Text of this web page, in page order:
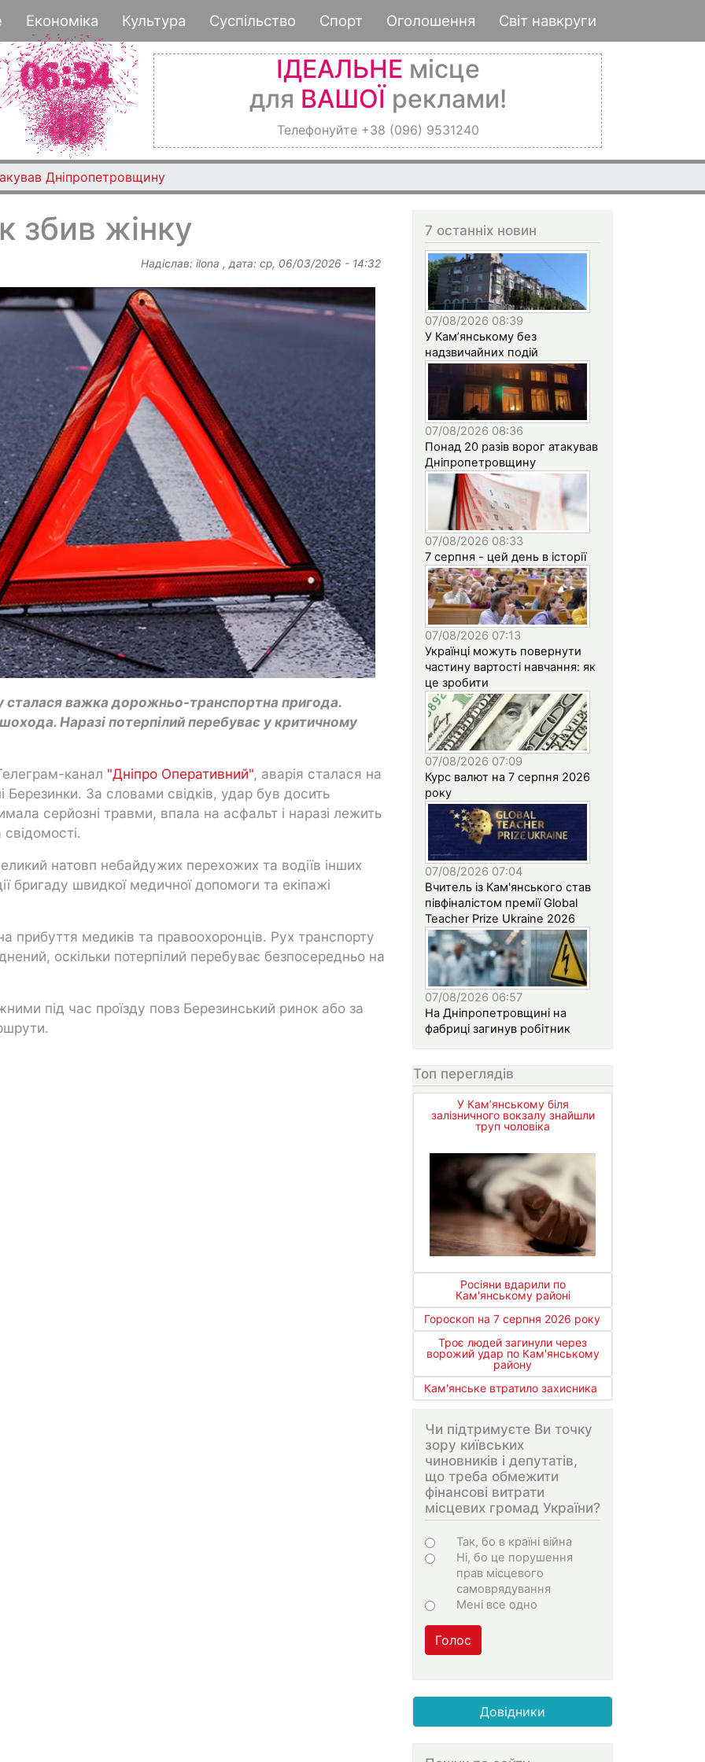
до
основного
Економіка Культура Суспільство Спорт Оголошення Світ навкруги
ІДЕАЛЬНЕ місце
для ВАШОЇ реклами!
Телефонуйте +38 (096) 9531240
Дніпропетровщину
збив жінку
Надіслав: ilona , дата: ср, 06/03/2026 - 14:32
сталася важка дорожньо-транспортна пригода.
Наразі потерпілий перебуває у критичному
канал "Дніпро Оперативний", аварія сталася на
Березинки. За словами свідків, удар був досить
серйозні травми, впала на асфальт і наразі лежить
натовп небайдужих перехожих та водіїв інших
бригаду швидкої медичної допомоги та екіпажі
медиків та правоохоронців. Рух транспорту
оскільки потерпілий перебуває безпосередньо на
під час проїзду повз Березинський ринок або за
7 останніх новин
07/08/2026 08:39
У Кам’янському без
надзвичайних подій
07/08/2026 08:36
Понад 20 разів ворог атакував
Дніпропетровщину
07/08/2026 08:33
7 серпня - цей день в історії
07/08/2026 07:13
Українці можуть повернути
частину вартості навчання: як
це зробити
07/08/2026 07:09
Курс валют на 7 серпня 2026
року
07/08/2026 07:04
Вчитель із Кам'янського став
півфіналістом премії Global
Teacher Prize Ukraine 2026
07/08/2026 06:57
На Дніпропетровщині на
фабриці загинув робітник
Топ переглядів
У Кам’янському біля
залізничного вокзалу знайшли
труп чоловіка
Росіяни вдарили по
Кам'янському районі
Гороскоп на 7 серпня 2026 року
Троє людей загинули через
ворожий удар по Кам'янському
району
Кам'янське втратило захисника
Чи підтримуєте Ви точку
зору київських
чиновників і депутатів,
що треба обмежити
фінансові витрати
місцевих громад України?
Варіанти
Так, бо в країні війна
Ні, бо це порушення
прав місцевого
самоврядування
Мені все одно
Голос
Довідники